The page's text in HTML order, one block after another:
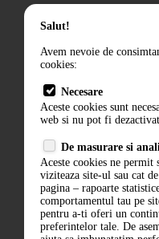
Politica
Salut!
Avem nevoie de
cookies:
Necesare
Aceste cookies sunt
web si nu pot fi
De masurare si
Aceste cookies ne
viziteaza site-ul sau cat
pagina – rapoarte
comportamentul tau pe
pentru a-ti oferi un
preferintelor tale. De